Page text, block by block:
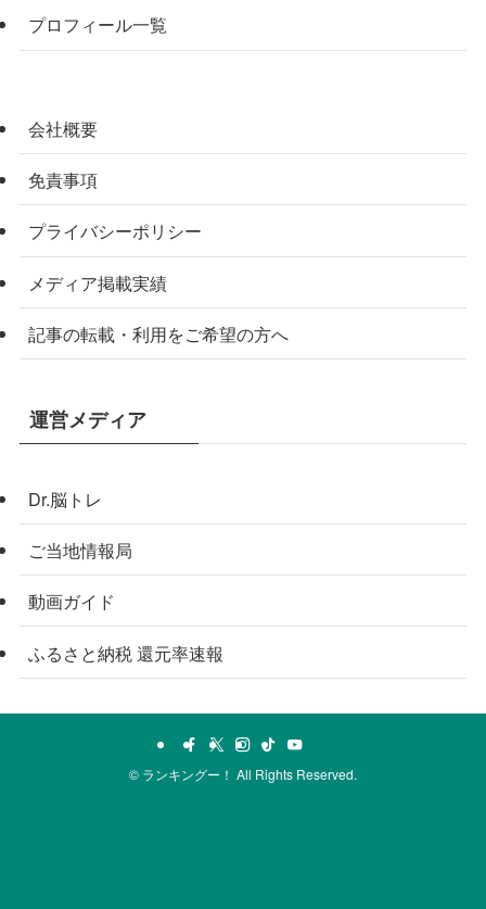
プロフィール一覧
会社概要
免責事項
プライバシーポリシー
メディア掲載実績
記事の転載・利用をご希望の方へ
運営メディア
Dr.脳トレ
ご当地情報局
動画ガイド
ふるさと納税 還元率速報
© ランキングー！ All Rights Reserved.